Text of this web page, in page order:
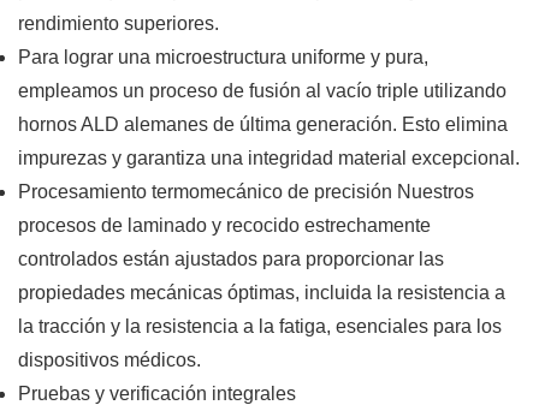
rendimiento superiores.
Para lograr una microestructura uniforme y pura,
empleamos un proceso de fusión al vacío triple utilizando
hornos ALD alemanes de última generación. Esto elimina
impurezas y garantiza una integridad material excepcional.
Procesamiento termomecánico de precisión Nuestros
procesos de laminado y recocido estrechamente
controlados están ajustados para proporcionar las
propiedades mecánicas óptimas, incluida la resistencia a
la tracción y la resistencia a la fatiga, esenciales para los
dispositivos médicos.
Pruebas y verificación integrales